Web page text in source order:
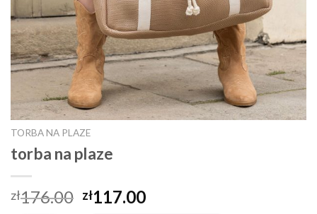
TORBA NA PLAZE
torba na plaze
zł176.00 zł117.00